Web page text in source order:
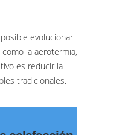
evolucionar
la aerotermia,
es reducir la
tradicionales.